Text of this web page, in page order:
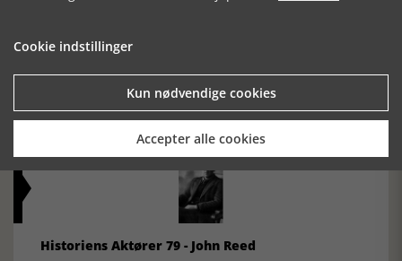
FOBURGH Faaborg Internationale Historie Festival 2026 30.
Historiens Aktører 79 - John Reed
Cookie indstillinger
Kun nødvendige cookies
Accepter alle cookies